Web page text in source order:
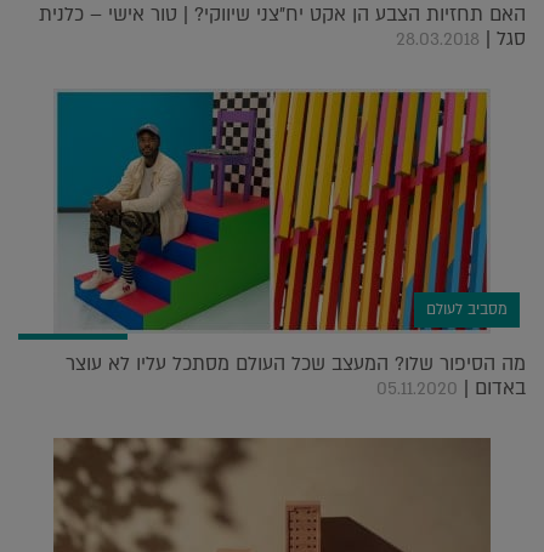
האם תחזיות הצבע הן אקט יח"צני שיווקי? | טור אישי – כלנית
סגל | 28.03.2018
מסביב לעולם
מה הסיפור שלו? המעצב שכל העולם מסתכל עליו לא עוצר
באדום | 05.11.2020